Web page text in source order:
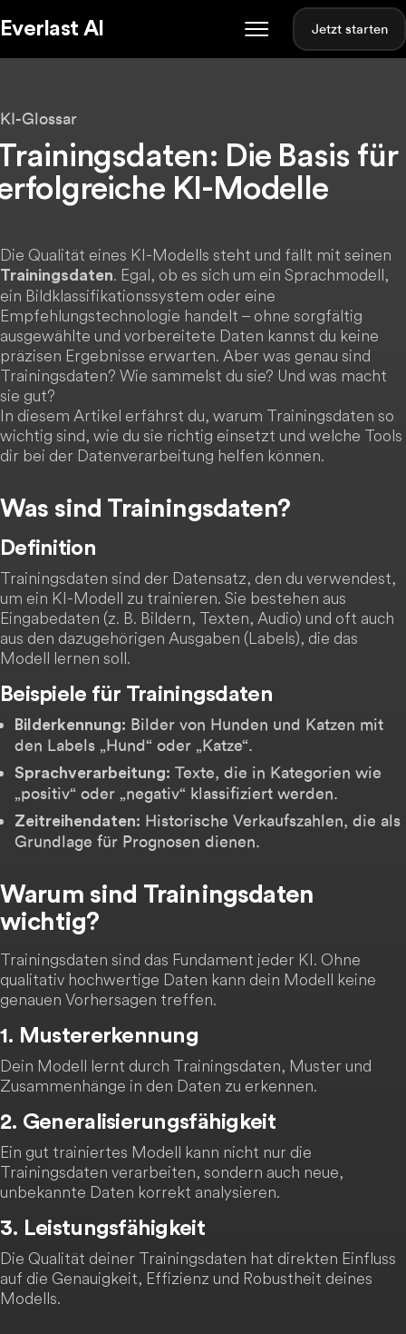
Everlast AI Jetzt starten
KI-Glossar
Die Basis für
KI-Modelle
Die Qualität eines KI-Modells steht und fällt mit seinen
Trainingsdaten. Egal, ob es sich um ein Sprachmodell,
ein Bildklassifikationssystem oder eine
Empfehlungstechnologie handelt – ohne sorgfältig
ausgewählte und vorbereitete Daten kannst du keine
präzisen Ergebnisse erwarten. Aber was genau sind
Trainingsdaten? Wie sammelst du sie? Und was macht
sie gut?
In diesem Artikel erfährst du, warum Trainingsdaten so
wichtig sind, wie du sie richtig einsetzt und welche Tools
dir bei der Datenverarbeitung helfen können.
Was sind Trainingsdaten?
Definition
Trainingsdaten sind der Datensatz, den du verwendest,
um ein KI-Modell zu trainieren. Sie bestehen aus
Eingabedaten (z. B. Bildern, Texten, Audio) und oft auch
aus den dazugehörigen Ausgaben (Labels), die das
Modell lernen soll.
Beispiele für Trainingsdaten
Bilderkennung: Bilder von Hunden und Katzen mit
den Labels „Hund“ oder „Katze“.
Sprachverarbeitung: Texte, die in Kategorien wie
„positiv“ oder „negativ“ klassifiziert werden.
Zeitreihendaten: Historische Verkaufszahlen, die als
Grundlage für Prognosen dienen.
Warum sind Trainingsdaten
wichtig?
Trainingsdaten sind das Fundament jeder KI. Ohne
qualitativ hochwertige Daten kann dein Modell keine
genauen Vorhersagen treffen.
1. Mustererkennung
Dein Modell lernt durch Trainingsdaten, Muster und
Zusammenhänge in den Daten zu erkennen.
2. Generalisierungsfähigkeit
Ein gut trainiertes Modell kann nicht nur die
Trainingsdaten verarbeiten, sondern auch neue,
unbekannte Daten korrekt analysieren.
3. Leistungsfähigkeit
Die Qualität deiner Trainingsdaten hat direkten Einfluss
auf die Genauigkeit, Effizienz und Robustheit deines
Modells.